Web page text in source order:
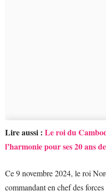
Lire aussi : Le roi du
l’harmonie pour ses 20 ans
Ce 9 novembre 2024, le roi
commandant en chef des